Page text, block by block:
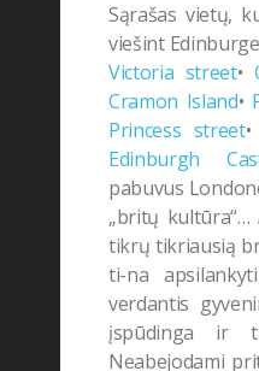
Sąrašas vietų,
viešint
Victoria street•
Cramon Island•
Princess street•
Edinburgh
pabuvus
„britų
tikrų tikriausią
ti-na
verdantis
įspūdinga ir
Neabejodami